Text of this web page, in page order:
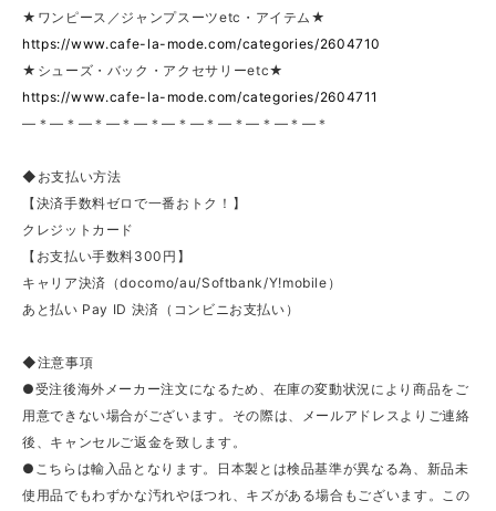
★ワンピース／ジャンプスーツetc・アイテム★
https://www.cafe-la-mode.com/categories/2604710
★シューズ・バック・アクセサリーetc★
https://www.cafe-la-mode.com/categories/2604711
—＊—＊—＊—＊—＊—＊—＊—＊—＊—＊—＊
◆お支払い方法
【決済手数料ゼロで一番おトク！】
クレジットカード
【お支払い手数料300円】
キャリア決済（docomo/au/Softbank/Y!mobile）
あと払い Pay ID 決済（コンビニお支払い）
◆注意事項
●受注後海外メーカー注文になるため、在庫の変動状況により商品をご
用意できない場合がございます。その際は、メールアドレスよりご連絡
後、キャンセルご返金を致します。
●こちらは輸入品となります。日本製とは検品基準が異なる為、新品未
使用品でもわずかな汚れやほつれ、キズがある場合もございます。この